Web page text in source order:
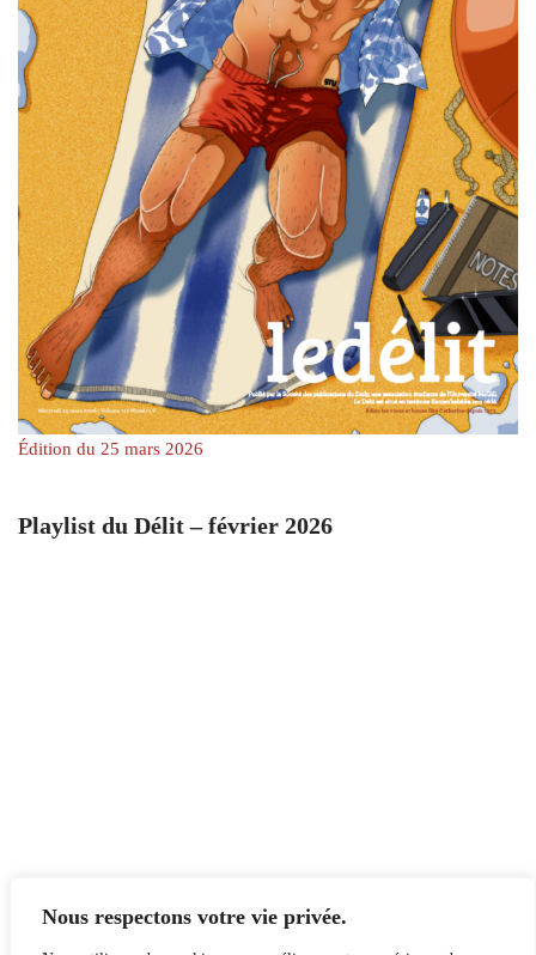
Nous respectons votre vie privée.
Édition du 25 mars 2026
Playlist du Délit – février 2026